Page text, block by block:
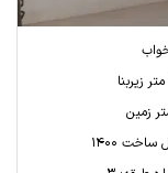
زمین
1400